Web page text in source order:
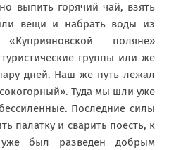
выпить горячий чай, взять
вещи и набрать воды из
поляне»
группы или же
дней. Наш же путь лежал
Туда мы шли уже
Последние силы
палатку и сварить поесть, к
уже был разведен добрым